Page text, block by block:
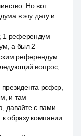
Но вот
в эту дату и
1 референдум
а был 2
референдум
вопрос,
рсфср,
и там
давайте с вами
образу компании.